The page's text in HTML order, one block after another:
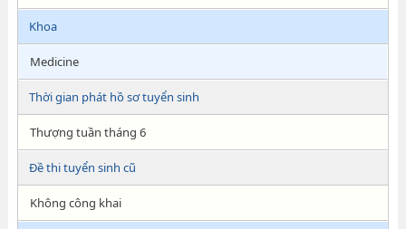
Khoa
Medicine
Thời gian phát hồ sơ tuyển sinh
Thượng tuần tháng 6
Đề thi tuyển sinh cũ
Không công khai